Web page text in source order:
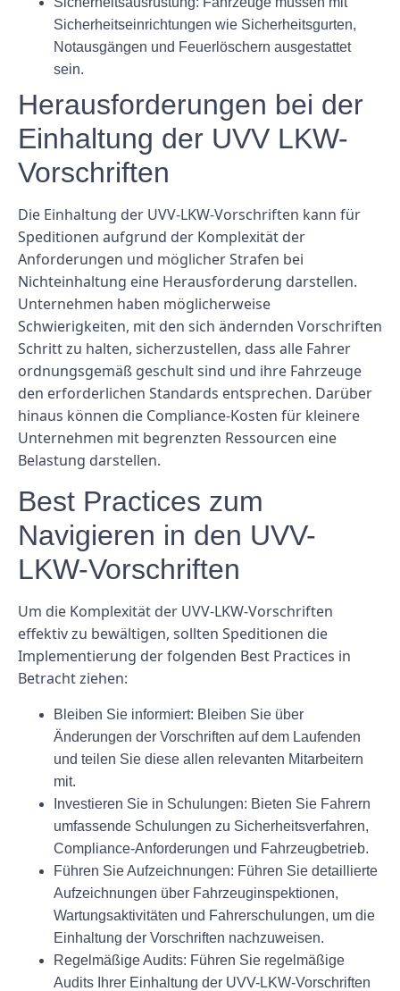
Sicherheitseinrichtungen wie Sicherheitsgurten,
Notausgängen und Feuerlöschern ausgestattet
sein.
Herausforderungen bei der
Einhaltung der UVV LKW-
Vorschriften
Die Einhaltung der UVV-LKW-Vorschriften kann für
Speditionen aufgrund der Komplexität der
Anforderungen und möglicher Strafen bei
Nichteinhaltung eine Herausforderung darstellen.
Unternehmen haben möglicherweise
Schwierigkeiten, mit den sich ändernden Vorschriften
Schritt zu halten, sicherzustellen, dass alle Fahrer
ordnungsgemäß geschult sind und ihre Fahrzeuge
den erforderlichen Standards entsprechen. Darüber
hinaus können die Compliance-Kosten für kleinere
Unternehmen mit begrenzten Ressourcen eine
Belastung darstellen.
Best Practices zum
Navigieren in den UVV-
LKW-Vorschriften
Um die Komplexität der UVV-LKW-Vorschriften
effektiv zu bewältigen, sollten Speditionen die
Implementierung der folgenden Best Practices in
Betracht ziehen:
Bleiben Sie informiert: Bleiben Sie über
Änderungen der Vorschriften auf dem Laufenden
und teilen Sie diese allen relevanten Mitarbeitern
mit.
Investieren Sie in Schulungen: Bieten Sie Fahrern
umfassende Schulungen zu Sicherheitsverfahren,
Compliance-Anforderungen und Fahrzeugbetrieb.
Führen Sie Aufzeichnungen: Führen Sie detaillierte
Aufzeichnungen über Fahrzeuginspektionen,
Wartungsaktivitäten und Fahrerschulungen, um die
Einhaltung der Vorschriften nachzuweisen.
Regelmäßige Audits: Führen Sie regelmäßige
Audits Ihrer Einhaltung der UVV-LKW-Vorschriften